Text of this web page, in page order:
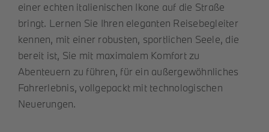
einer echten italienischen Ikone auf die Straße
bringt. Lernen Sie Ihren eleganten Reisebegleiter
kennen, mit einer robusten, sportlichen Seele, die
bereit ist, Sie mit maximalem Komfort zu
Abenteuern zu führen, für ein außergewöhnliches
Fahrerlebnis, vollgepackt mit technologischen
Neuerungen.